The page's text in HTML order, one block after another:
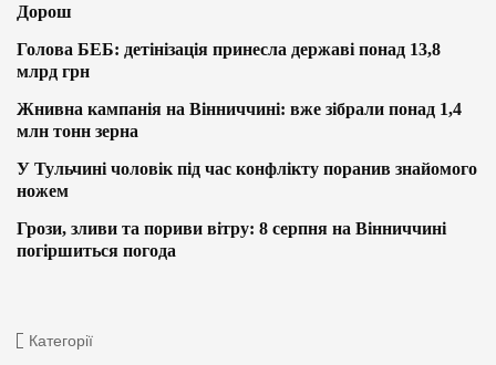
Дорош
Голова БЕБ: детінізація принесла державі понад 13,8
млрд грн
Жнивна кампанія на Вінниччині: вже зібрали понад 1,4
млн тонн зерна
У Тульчині чоловік під час конфлікту поранив знайомого
ножем
Грози, зливи та пориви вітру: 8 серпня на Вінниччині
погіршиться погода
Категорії